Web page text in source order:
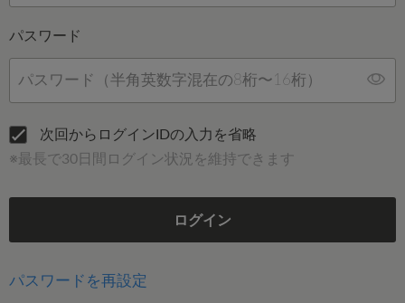
パスワード
次回からログインIDの入力を省略
※最長で30日間ログイン状況を維持できます
ログイン
パスワードを再設定